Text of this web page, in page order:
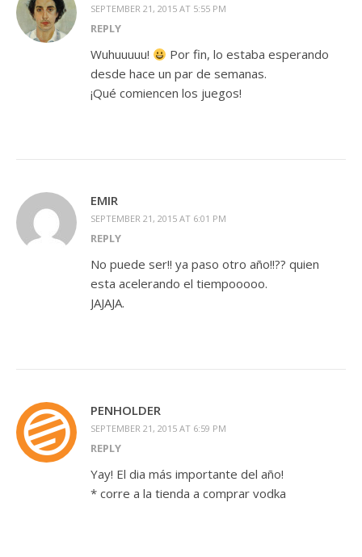
SEPTEMBER 21, 2015 AT 5:55 PM
REPLY
Wuhuuuuu!
Por fin, lo estaba esperando
desde hace un par de semanas.
¡Qué comiencen los juegos!
EMIR
SEPTEMBER 21, 2015 AT 6:01 PM
REPLY
No puede ser!! ya paso otro año!!?? quien
esta acelerando el tiempooooo.
JAJAJA.
PENHOLDER
SEPTEMBER 21, 2015 AT 6:59 PM
REPLY
Yay! El dia más importante del año!
* corre a la tienda a comprar vodka